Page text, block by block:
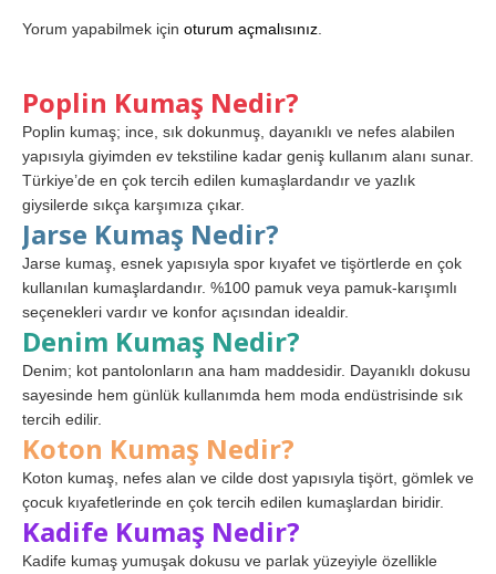
Yorum yapabilmek için oturum açmalısınız
Poplin Kumaş Nedir?
Poplin kumaş; ince, sık dokunmuş, dayanıklı ve nefes alabilen
yapısıyla giyimden ev tekstiline kadar geniş kullanım alanı sunar.
Türkiye’de en çok tercih edilen kumaşlardandır ve yazlık
giysilerde sıkça karşımıza çıkar.
Jarse Kumaş Nedir?
Jarse kumaş, esnek yapısıyla spor kıyafet ve tişörtlerde en çok
kullanılan kumaşlardandır. %100 pamuk veya pamuk-karışımlı
seçenekleri vardır ve konfor açısından idealdir.
Denim Kumaş Nedir?
Denim; kot pantolonların ana ham maddesidir. Dayanıklı dokusu
sayesinde hem günlük kullanımda hem moda endüstrisinde sık
tercih edilir.
Koton Kumaş Nedir?
Koton kumaş, nefes alan ve cilde dost yapısıyla tişört, gömlek ve
çocuk kıyafetlerinde en çok tercih edilen kumaşlardan biridir.
Kadife Kumaş Nedir?
Kadife kumaş yumuşak dokusu ve parlak yüzeyiyle özellikle